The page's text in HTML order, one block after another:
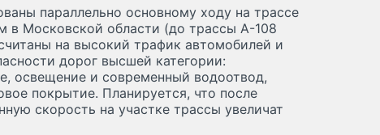
параллельно основному ходу на трассе
в Московской области (до трассы А-108
на высокий трафик автомобилей и
дорог высшей категории:
освещение и современный водоотвод,
покрытие. Планируется, что после
скорость на участке трассы увеличат